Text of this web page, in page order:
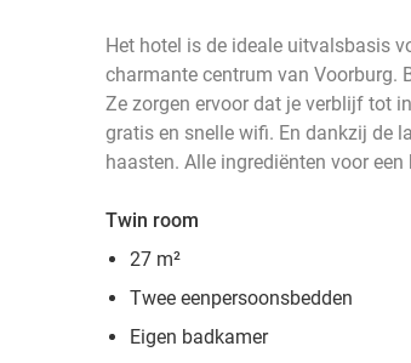
Het hotel is de ideale uitvalsbasis
charmante centrum van Voorburg.
Ze zorgen ervoor dat je verblijf tot
gratis en snelle wifi. En dankzij de
haasten. Alle ingrediënten voor
Twin room
27 m²
Twee eenpersoonsbedden
Eigen badkamer